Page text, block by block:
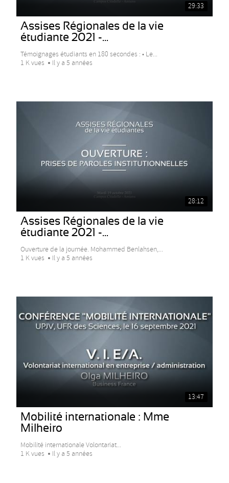
29:33
Assises Régionales de la vie
étudiante 2021 -...
Témoignages étudiants en 180 secondes : • Le...
1 K vues
Il y a 5 années
28:12
Assises Régionales de la vie
étudiante 2021 -...
Ouverture de la journée. Mohammed Benlahsen,...
1 K vues
Il y a 5 années
13:47
Mobilité internationale : Mme
Milheiro
Mobilité internationale Volontariat...
1 K vues
Il y a 5 années